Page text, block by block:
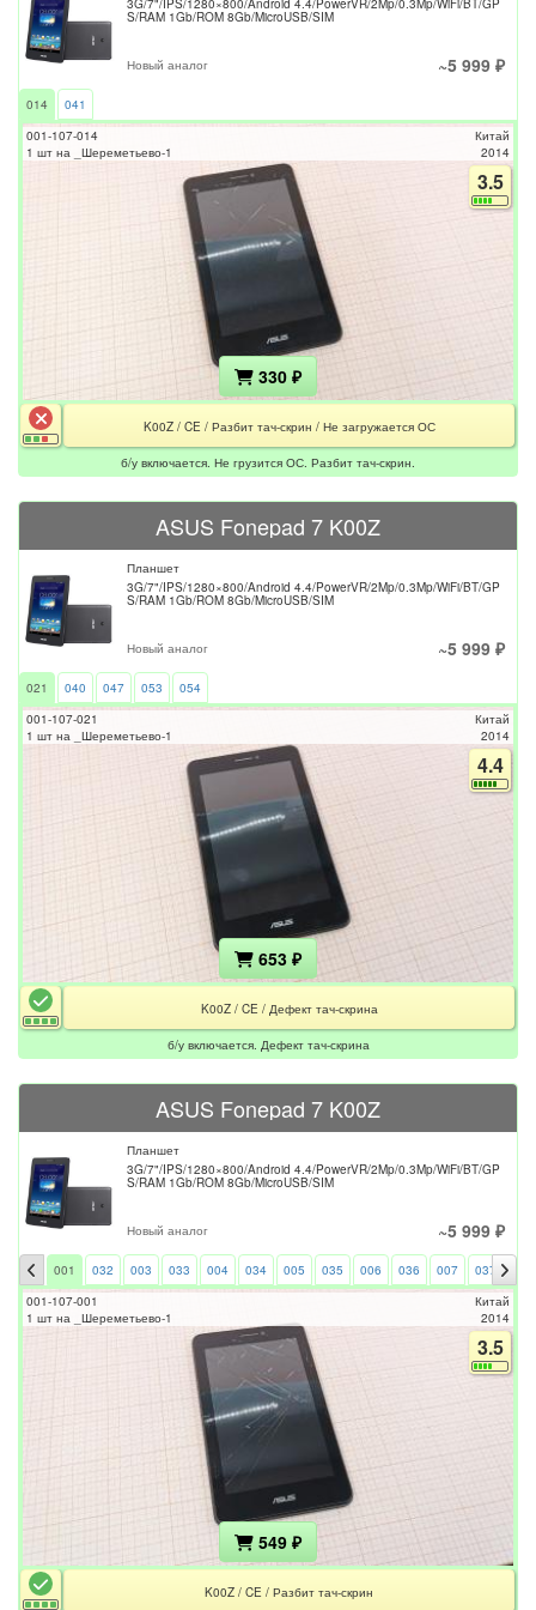
3G/7"/IPS/1280×800/Android 4.4/PowerVR/2Mp/0.3Mp/WiFi/BT/GP
S/RAM 1Gb/ROM 8Gb/MicroUSB/SIM
Новый аналог ~5 999 ₽
014
041
001-107-014
1 шт на _Шереметьево-1
Китай
2014
3.5
330 ₽
K00Z / CE / Разбит тач-скрин / Не загружается ОС
б/у включается. Не грузится ОС. Разбит тач-скрин.
ASUS Fonepad 7 K00Z
Планшет
3G/7"/IPS/1280×800/Android 4.4/PowerVR/2Mp/0.3Mp/WiFi/BT/GP
S/RAM 1Gb/ROM 8Gb/MicroUSB/SIM
Новый аналог ~5 999 ₽
021 040 047 053
054
001-107-021
1 шт на _Шереметьево-1
Китай
2014
4.4
653 ₽
K00Z / CE / Дефект тач-скрина
б/у включается. Дефект тач-скрина
ASUS Fonepad 7 K00Z
Планшет
3G/7"/IPS/1280×800/Android 4.4/PowerVR/2Mp/0.3Mp/WiFi/BT/GP
S/RAM 1Gb/ROM 8Gb/MicroUSB/SIM
Новый аналог ~5 999 ₽
001 032 003 033 004 034 005 035 006 036 007 037
001-107-001
1 шт на _Шереметьево-1
Китай
2014
3.5
549 ₽
K00Z / CE / Разбит тач-скрин